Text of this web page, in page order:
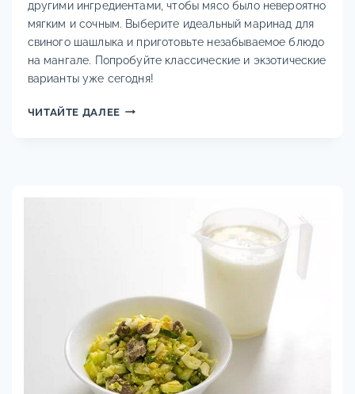
другими ингредиентами, чтобы мясо было невероятно
мягким и сочным. Выберите идеальный маринад для
свиного шашлыка и приготовьте незабываемое блюдо
на мангале. Попробуйте классические и экзотические
варианты уже сегодня!
ЧИТАЙТЕ ДАЛЕЕМАРИНАДЫ
МЯСО
БЫЛО
МЯГКИМ
И
СОЧНЫМ